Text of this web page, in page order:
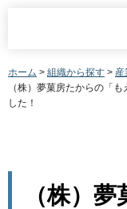
ホーム > 組織から探す > 産
（株）夢菓房たからの「
した！
（株）